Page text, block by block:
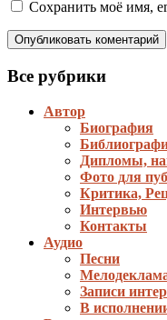
Сохранить моё имя,
Все рубрики
Автор
Биография
Дипломы,
Фото для
Критика,
Интервью
Контакты
Аудио
Песни
Записи
В